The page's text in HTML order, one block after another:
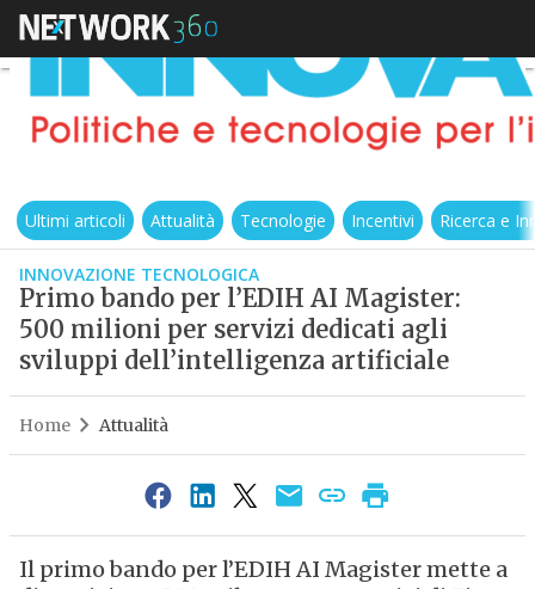
Ultimi articoli Attualità Tecnologie Incentivi Ricerca e
INNOVAZIONE TECNOLOGICA
Primo bando per l’EDIH AI Magister:
500 milioni per servizi dedicati agli
sviluppi dell’intelligenza artificiale
Home Attualità
Il primo bando per l’EDIH AI Magister mette a